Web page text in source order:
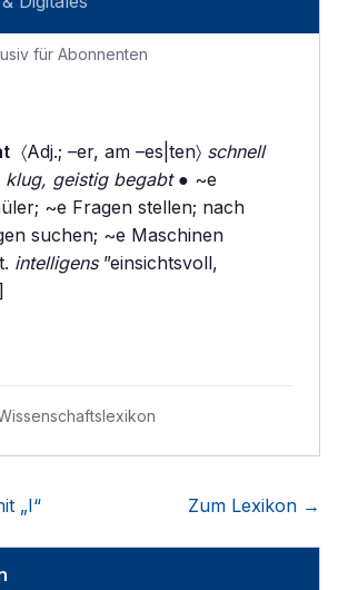
für Abonnenten
〈Adj.; –er, am –es|ten〉 schnell
klug, geistig begabt● ~e
~e Fragen stellen; nach
suchen; ~e Maschinen
intelligens”einsichtsvoll,
„I“ Zum Lexikon →